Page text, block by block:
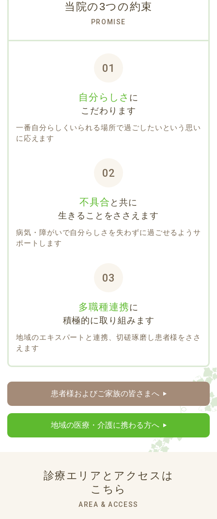
当院の3つの約束
PROMISE
01
自分らしさ に
こだわります
一番自分らしくいられる場所で過ごしたいという思い
に応えます
02
不具合 と共に
生きることをささえます
病気・障がいで自分らしさを失わずに過ごせるようサ
ポートします
03
多職種連携に
積極的に取り組みます
地域のエキスパートと連携、切磋琢磨し患者様をささ
えます
患者様およびご家族の皆さまへ
地域の医療・介護に携わる方へ
診療エリアとアクセスは
こちら
AREA & ACCESS